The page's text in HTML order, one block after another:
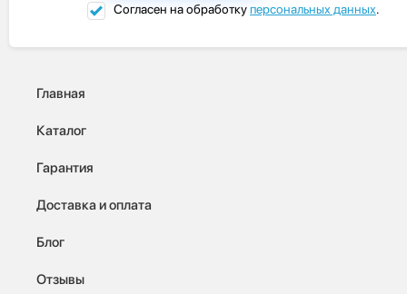
Согласен на обработкуперсональных данных.
Главная
Каталог
Гарантия
Доставка и оплата
Блог
Отзывы